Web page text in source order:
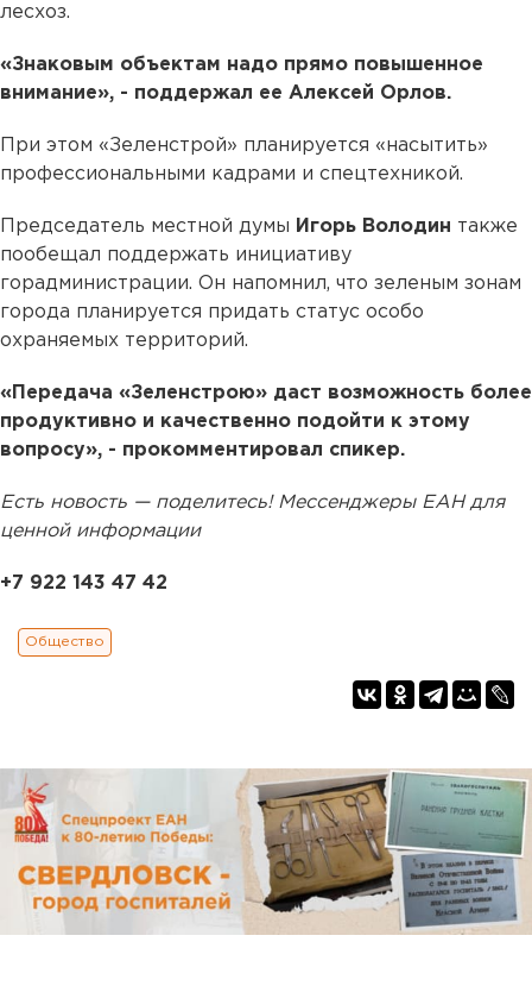
лесхоз.
«Знаковым объектам надо прямо повышенное
внимание», - поддержал ее Алексей Орлов.
При этом «Зеленстрой» планируется «насытить»
профессиональными кадрами и спецтехникой.
Председатель местной думы Игорь Володин также
пообещал поддержать инициативу
горадминистрации. Он напомнил, что зеленым зонам
города планируется придать статус особо
охраняемых территорий.
«Передача «Зеленстрою» даст возможность более
продуктивно и качественно подойти к этому
вопросу», - прокомментировал спикер.
Есть новость — поделитесь! Мессенджеры ЕАН для
ценной информации
+7 922 143 47 42
Общество